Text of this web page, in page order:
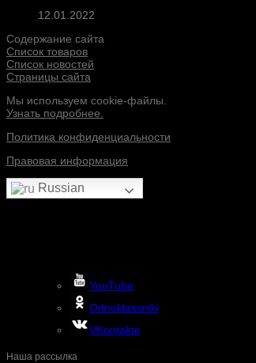
12.01.2022
Содержание сайта
Список товаров
Список новостей
Страницы сайта
Мы используем cookie-файлы.
Узнать подробнее.
Политика конфиденциальности
Правовая информация
Russian
YouTube
Odnoklassniki
VKontakte
Наша рассылка